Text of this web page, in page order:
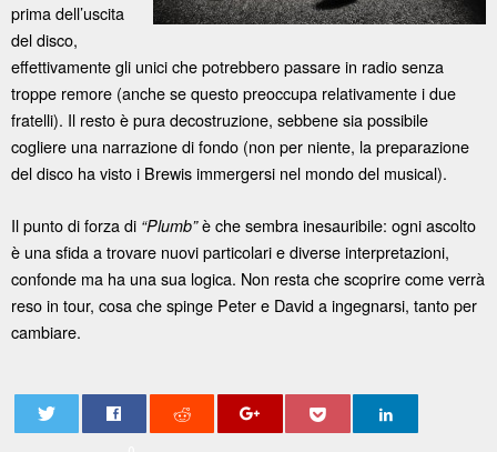
prima dell’uscita
del disco,
effettivamente gli unici che potrebbero passare in radio senza
troppe remore (anche se questo preoccupa relativamente i due
fratelli). Il resto è pura decostruzione, sebbene sia possibile
cogliere una narrazione di fondo (non per niente, la preparazione
del disco ha visto i Brewis immergersi nel mondo del musical).
Il punto di forza di “Plumb”è che sembra inesauribile: ogni ascolto
è una sfida a trovare nuovi particolari e diverse interpretazioni,
confonde ma ha una sua logica. Non resta che scoprire come verrà
reso in tour, cosa che spinge Peter e David a ingegnarsi, tanto per
cambiare.